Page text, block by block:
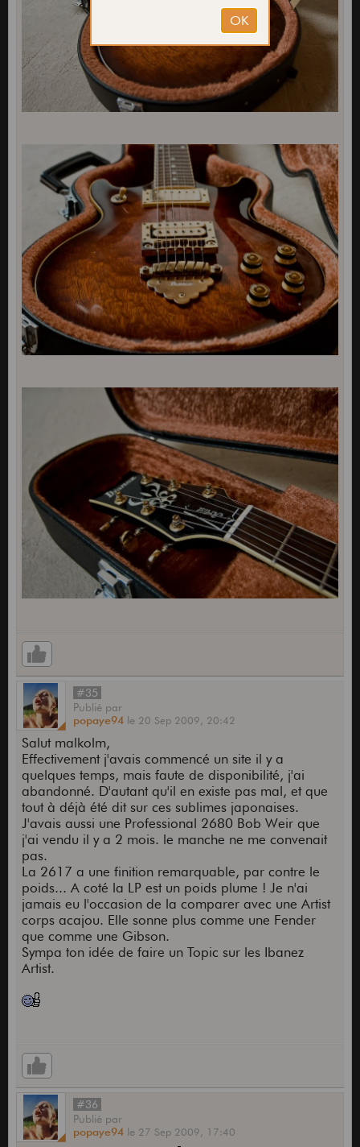
#35
Publié par
popaye94 le 20 Sep 2009, 20:42
Salut malkolm,
Effectivement j'avais commencé un site il y a
quelques temps, mais faute de disponibilité, j'ai
abandonné. D'autant qu'il en existe pas mal, et que
tout à déjà été dit sur ces sublimes japonaises.
J'avais aussi une Professional 2680 Bob Weir que
j'ai vendu il y a 2 mois. le manche ne me convenait
pas.
La 2617 a une finition remarquable, par contre le
poids... A coté la LP est un poids plume ! Je n'ai
jamais eu l'occasion de la comparer avec une Artist
corps acajou. Elle sonne plus comme une Fender
que comme une Gibson.
Sympa ton idée de faire un Topic sur les Ibanez
Artist.
#36
Publié par
popaye94 le 27 Sep 2009, 17:40